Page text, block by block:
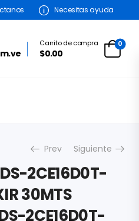
Necesitas ayuda
Carrito de compra
$0.00
0
Prev Siguiente
2CE16D0T-
30MTS
2CE16D0T-